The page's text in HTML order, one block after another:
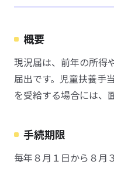
概要
現況届は、前年の所得
届出です。児童扶養手
を受給する場合には、
手続期限
毎年８月１日から８月